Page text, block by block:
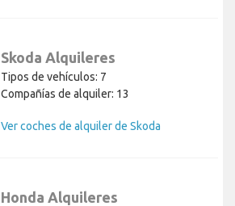
Skoda Alquileres
Tipos de vehículos: 7
Compañías de alquiler: 13
Ver coches de alquiler de Skoda
Honda Alquileres